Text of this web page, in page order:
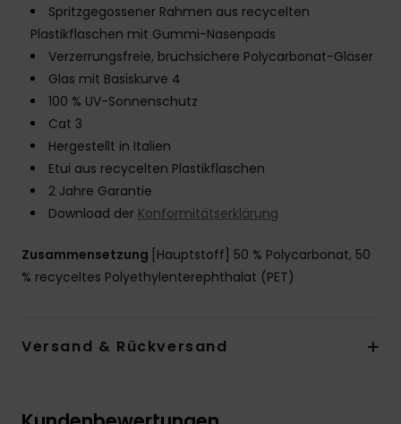
Spritzgegossener Rahmen aus recycelten
Plastikflaschen mit Gummi-Nasenpads
Verzerrungsfreie, bruchsichere Polycarbonat-Gläser
Glas mit Basiskurve 4
100 % UV-Sonnenschutz
Cat 3
Hergestellt in Italien
Etui aus recycelten Plastikflaschen
2 Jahre Garantie
Download der Konformitätserklärung
Zusammensetzung [Hauptstoff] 50 % Polycarbonat, 50
% recyceltes Polyethylenterephthalat (PET)
Versand & Rückversand